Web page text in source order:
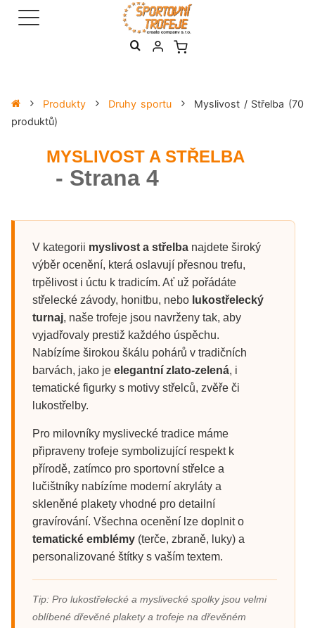
Produkty Druhy sportu Myslivost / Střelba (70
produktů)
MYSLIVOST A STŘELBA
- Strana 4
V kategorii myslivost a střelba najdete široký
výběr ocenění, která oslavují přesnou trefu,
trpělivost i úctu k tradicím. Ať už pořádáte
střelecké závody, honitbu, nebo lukostřelecký
turnaj, naše trofeje jsou navrženy tak, aby
vyjadřovaly prestiž každého úspěchu.
Nabízíme širokou škálu pohárů v tradičních
barvách, jako je elegantní zlato-zelená, i
tematické figurky s motivy střelců, zvěře či
lukostřelby.
Pro milovníky myslivecké tradice máme
připraveny trofeje symbolizující respekt k
přírodě, zatímco pro sportovní střelce a
lučištníky nabízíme moderní akryláty a
skleněné plakety vhodné pro detailní
gravírování. Všechna ocenění lze doplnit o
tematické emblémy (terče, zbraně, luky) a
personalizované štítky s vaším textem.
Tip: Pro lukostřelecké a myslivecké spolky jsou velmi
oblíbené dřevěné plakety a trofeje na dřevěném